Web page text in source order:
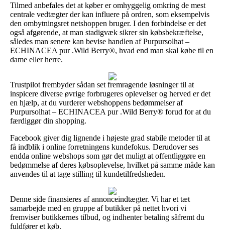
Tilmed anbefales det at køber er omhyggelig omkring de mest
centrale vedtægter der kan influere på ordren, som eksempelvis
den ombytningsret netshoppen bruger. I den forbindelse er det
også afgørende, at man stadigvæk sikrer sin købsbekræftelse,
således man senere kan bevise handlen af Purpursolhat –
ECHINACEA pur .Wild Berry®, hvad end man skal købe til en
dame eller herre.
Trustpilot frembyder sådan set fremragende løsninger til at
inspicere diverse øvrige forbrugeres oplevelser og herved er det
en hjælp, at du vurderer webshoppens bedømmelser af
Purpursolhat – ECHINACEA pur .Wild Berry® forud for at du
færdiggør din shopping.
Facebook giver dig lignende i højeste grad stabile metoder til at
få indblik i online forretningens kundefokus. Derudover ses
endda online webshops som gør det muligt at offentliggøre en
bedømmelse af deres købsoplevelse, hvilket på samme måde kan
anvendes til at tage stilling til kundetilfredsheden.
Denne side finansieres af annonceindtægter. Vi har et tæt
samarbejde med en gruppe af butikker på nettet hvori vi
fremviser butikkernes tilbud, og indhenter betaling såfremt du
fuldfører et køb.